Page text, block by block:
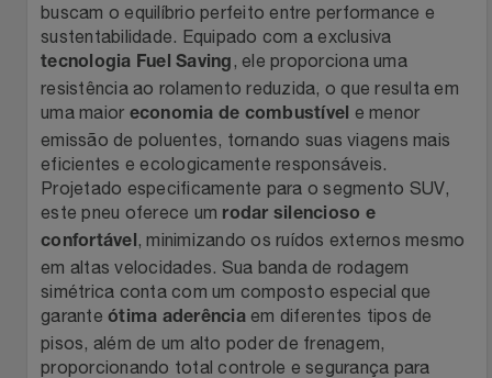
Filmes
Informática
Jogos E Consoles
Livros
Malas E Mochilas
Mercado
Lity
Loccitane Au Bresil
Loccitane En Provence
Magalu
Meu Resgate Favorito
Mondial
Mormaii
Netshoes
Pet Love Saúde
Ponto Frio
Pontos Por Opiniões
Portal Das Malas
Renner
Sams Club
buscam o equilíbrio perfeito entre performance e
sustentabilidade. Equipado com a exclusiva
tecnologia Fuel Saving , ele proporciona uma
resistência ao rolamento reduzida, o que resulta em
uma maior economia de combustível e menor
emissão de poluentes, tornando suas viagens mais
eficientes e ecologicamente responsáveis.
Projetado especificamente para o segmento SUV,
este pneu oferece um rodar silencioso e
confortável, minimizando os ruídos externos mesmo
em altas velocidades. Sua banda de rodagem
simétrica conta com um composto especial que
garante ótima aderênciaem diferentes tipos de
pisos, além de um alto poder de frenagem,
proporcionando total controle e segurança para